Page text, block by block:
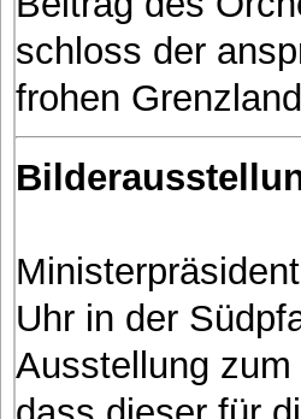
schloss der
frohen
Uhr in der
Ausstellung